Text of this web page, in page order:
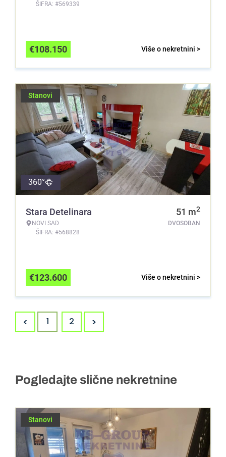
ŠIFRA: #569339
Više o nekretnini >
€108.150
Stanovi
360°
Stara Detelinara
NOVI SAD
ŠIFRA: #568828
51 m2
DVOSOBAN
Više o nekretnini >
€123.600
< 1 2 >
Pogledajte slične nekretnine
Stanovi